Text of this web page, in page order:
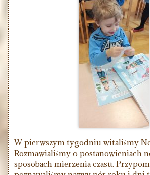
W pierwszym tygodniu witaliśmy
Rozmawialiśmy o postanowieniach
sposobach mierzenia czasu.